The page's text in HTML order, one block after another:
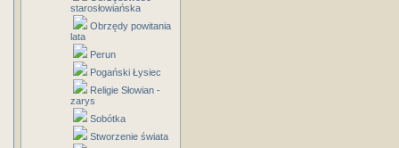
starosłowiańska
Obrzędy powitania
lata
Perun
Pogański Łysiec
Religie Słowian -
zarys
Sobótka
Stworzenie świata